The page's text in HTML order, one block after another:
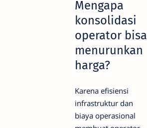
Mengapa
konsolidasi
operator bisa
menurunkan
harga?
Karena efisiensi
infrastruktur dan
biaya operasional